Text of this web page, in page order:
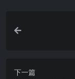
下一篇